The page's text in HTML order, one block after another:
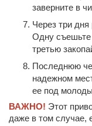
заверните в
Через три дня
Одну съешьте
третью
Последнюю
надежном
ее под
ВАЖНО! Этот
даже в том случае,